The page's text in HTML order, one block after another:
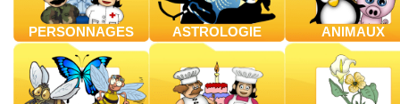
PERSONNAGES ASTROLOGIE ANIMAUX